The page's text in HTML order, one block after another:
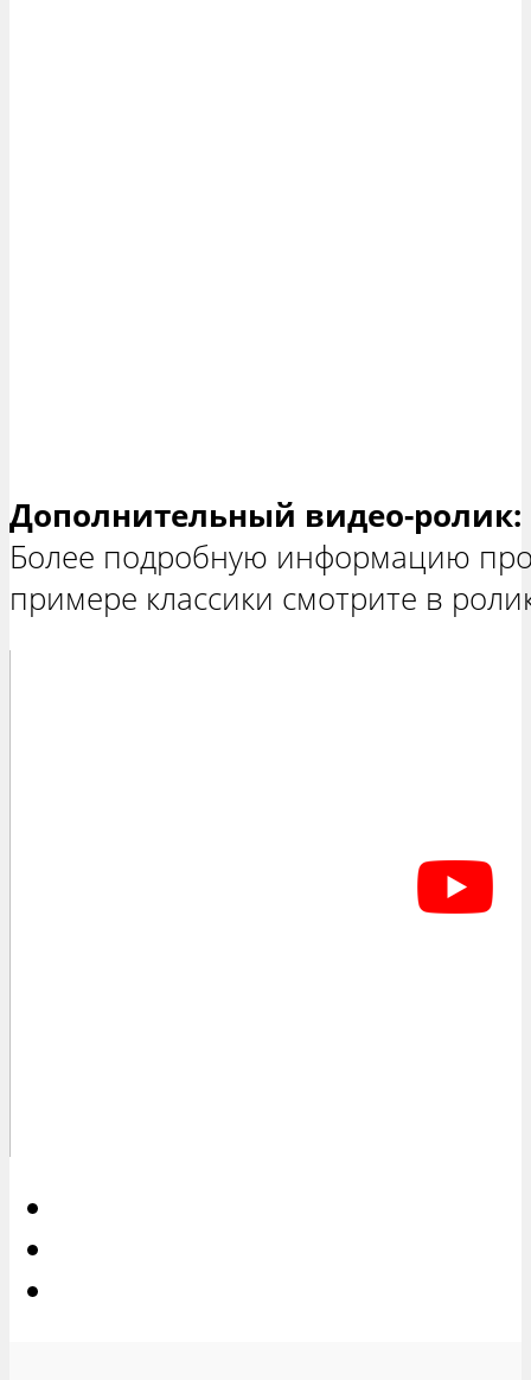
Дополнительный видео-ролик:
Более подробную информацию
примере классики смотрите в